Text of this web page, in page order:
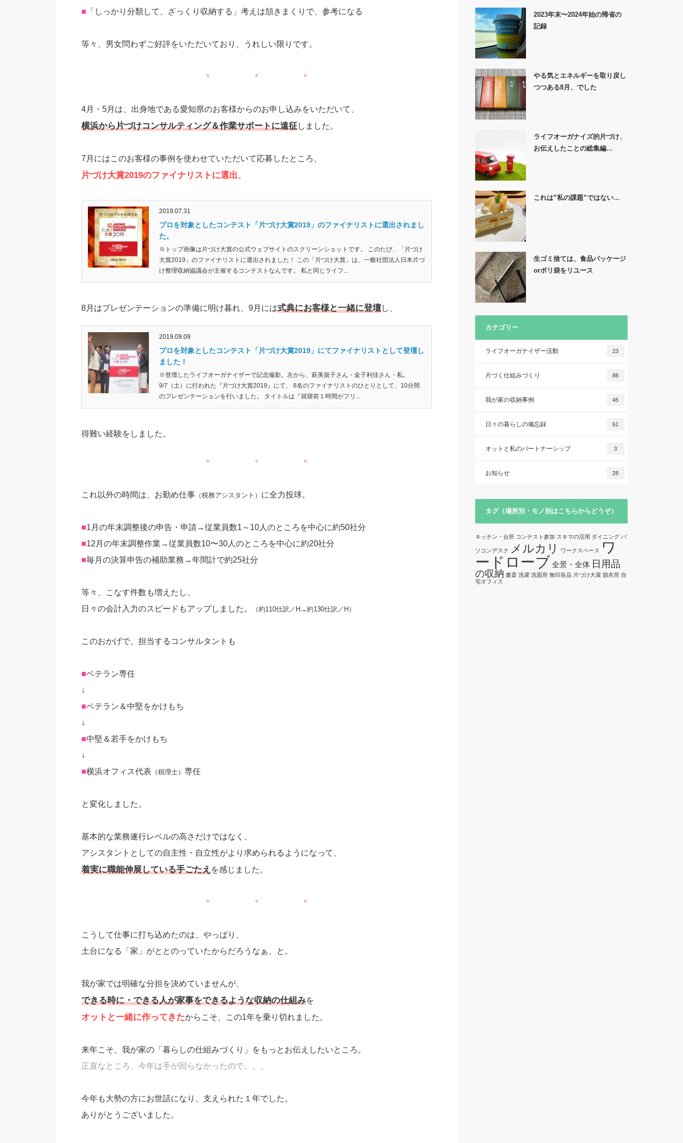
■ 「しっかり分類して、ざっくり収納する」考えは頷きまくりで、参考になる
等々、男女問わずご好評をいただいており、うれしい限りです。
＊ ＊ ＊
4月・5月は、出身地である愛知県のお客様からのお申し込みをいただいて、
横浜から片づけコンサルティング＆作業サポートに遠征しました。
7月にはこのお客様の事例を使わせていただいて応募したところ、
片づけ大賞2019のファイナリストに選出 。
2019.07.31
プロを対象としたコンテスト「片づけ大賞2019」のファイナリストに選出されまし
た。
※トップ画像は片づけ大賞の公式ウェブサイトのスクリーンショットです。 このたび、「片づけ
大賞2019」のファイナリストに選出されました！ この「片づけ大賞」は、一般社団法人日本片づ
け整理収納協議会が主催するコンテストなんです。 私と同じライフ...
8月はプレゼンテーションの準備に明け暮れ、9月には式典にお客様と一緒に登壇し、
2019.09.09
プロを対象としたコンテスト「片づけ大賞2019」にてファイナリストとして登壇し
ました！
※登壇したライフオーガナイザーで記念撮影。左から、萩美規子さん・金子利佳さん・私。
9/7（土）に行われた『片づけ大賞2019』にて、 8名のファイナリストのひとりとして、10分間
のプレゼンテーションを行いました。 タイトルは『就寝前１時間がフリ...
得難い経験をしました。
＊ ＊ ＊
これ以外の時間は、お勤め仕事（税務アシスタント） に全力投球。
■1月の年末調整後の申告・申請→従業員数1～10人のところを中心に約50社分
■12月の年末調整作業→従業員数10〜30人のところを中心に約20社分
■毎月の決算申告の補助業務→年間計で約25社分
等々、こなす件数も増えたし、
日々の会計入力のスピードもアップしました。
（約110仕訳／H→約130仕訳／H）
このおかげで、担当するコンサルタントも
■ベテラン専任
↓
■ベテラン＆中堅をかけもち
↓
■中堅＆若手をかけもち
↓
■横浜オフィス代表 （税理士） 専任
と変化しました。
基本的な業務遂行レベルの高さだけではなく、
アシスタントとしての自主性・自立性がより求められるようになって、
着実に職能伸展している手ごたえを感じました。
＊ ＊ ＊
こうして仕事に打ち込めたのは、やっぱり、
土台になる「家」がととのっていたからだろうなぁ、と。
我が家では明確な分担を決めていませんが、
できる時に・できる人が家事をできるような収納の仕組みを
オットと一緒に作ってきたからこそ、この1年を乗り切れました。
来年こそ、我が家の「暮らしの仕組みづくり」をもっとお伝えしたいところ。
正直なところ、今年は手が回らなかったので。。。
今年も大勢の方にお世話になり、支えられた１年でした。
ありがとうございました。
2023年末〜2024年始の帰省の
記録
やる気とエネルギーを取り戻し
つつある8月、でした
ライフオーガナイズ的片づけ、
お伝えしたことの総集編…
これは”私の課題”ではない…
生ゴミ捨ては、食品パッケージ
orポリ袋をリユース
カテゴリー
ライフオーガナイザー活動 23
片づく仕組みづくり 88
我が家の収納事例 45
日々の暮らしの備忘録 61
オットと私のパートナーシップ 3
お知らせ 28
タグ（場所別・モノ別はこちらからどうぞ）
キッチン・台所 コンテスト参加 スキマの活用 ダイニング パ
ソコンデスク メルカリ ワークスペース
ワ
ードローブ 全景・全体 日用品
の収納 書斎 洗濯 洗面所 無印良品 片づけ大賞 脱衣所 自
宅オフィス